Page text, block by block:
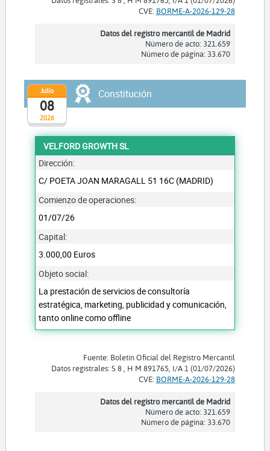
CVE: BORME-A-2026-129-28
Datos del registro mercantil de Madrid
Número de acto: 321.659
Número de página: 33.670
2026
Julio
08
Constitución
VELFORD GROWTH SL
Dirección:
C/ POETA JOAN MARAGALL 51 16C (MADRID)
Comienzo de operaciones:
01/07/26
Capital:
3.000,00 Euros
Objeto social:
La prestación de servicios de consultoría
estratégica, marketing, publicidad y comunicación,
tanto online como offline
Fuente: Boletín Oficial del Registro Mercantil
Datos registrales: S 8 , H M 891765, I/A 1 (01/07/2026)
CVE: BORME-A-2026-129-28
Datos del registro mercantil de Madrid
Número de acto: 321.659
Número de página: 33.670